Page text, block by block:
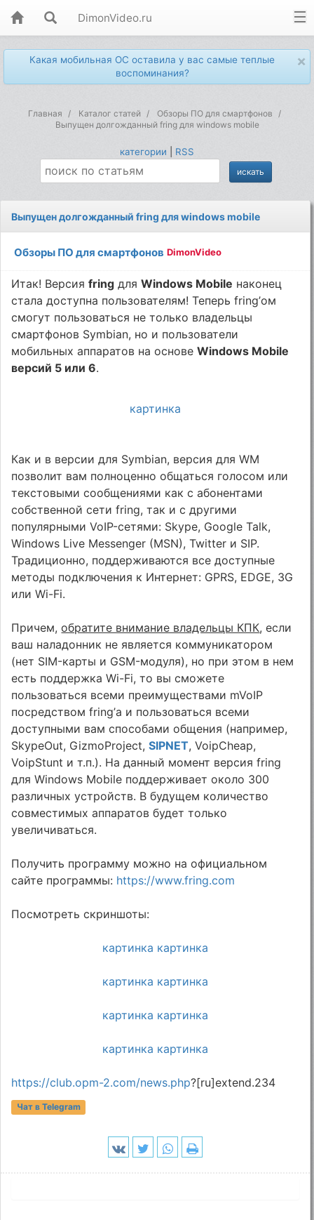
DimonVideo.ru
×
Какая мобильная ОС оставила у вас самые теплые
воспоминания?
Главная Каталог статей
Обзоры ПО для смартфонов
Выпущен долгожданный fring для windows mobile
категории RSS
Выпущен долгожданный fring для windows mobile
Обзоры ПО для смартфонов DimonVideo
Итак! Версияfring дляWindows Mobile наконец
стала доступна пользователям! Теперь fring’ом
смогут пользоваться не только владельцы
смартфонов Symbian, но и пользователи
мобильных аппаратов на основеWindows Mobile
версий 5 или 6.
картинка
Как и в версии для Symbian, версия для WM
позволит вам полноценно общаться голосом или
текстовыми сообщениями как с абонентами
собственной сети fring, так и с другими
популярными VoIP-сетями: Skype, Google Talk,
Windows Live Messenger (MSN), Twitter и SIP.
Традиционно, поддерживаются все доступные
методы подключения к Интернет: GPRS, EDGE, 3G
или Wi-Fi.
Причем,обратите внимание владельцы КПК, если
ваш наладонник не является коммуникатором
(нет SIM-карты и GSM-модуля), но при этом в нем
есть поддержка Wi-Fi, то вы сможете
пользоваться всеми преимуществами mVoIP
посредством fring’а и пользоваться всеми
доступными вам способами общения (например,
SkypeOut, GizmoProject,SIPNET, VoipCheap,
VoipStunt и т.п.). На данный момент версия fring
для Windows Mobile поддерживает около 300
различных устройств. В будущем количество
совместимых аппаратов будет только
увеличиваться.
Получить программу можно на официальном
сайте программы: https://www.fring.com
Посмотреть скриншоты:
картинка картинка
картинка картинка
картинка картинка
картинка картинка
https://club.opm-2.com/news.php?[ru]extend.234
Чат в Telegram